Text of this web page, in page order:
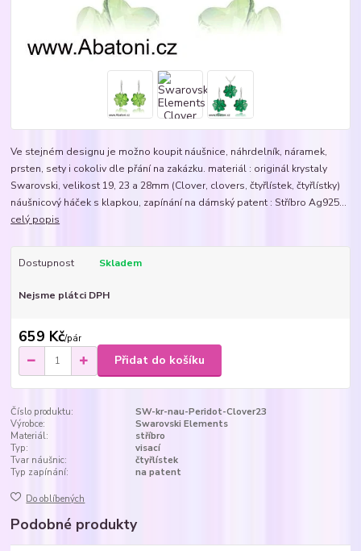
Ve stejném designu je možno koupit náušnice, náhrdelník, náramek,
prsten, sety i cokoliv dle přání na zakázku. materiál : originál krystaly
Swarovski, velikost 19, 23 a 28mm (Clover, clovers, čtyřlístek, čtyřlístky)
náušnicový háček s klapkou, zapínání na dámský patent : Stříbro Ag925...
celý popis
Dostupnost Skladem
Nejsme plátci DPH
659 Kč/pár
Přidat do košíku
Číslo produktu:
SW-kr-nau-Peridot-Clover23
Výrobce:
Swarovski Elements
Materiál:
stříbro
Typ:
visací
Tvar náušnic:
čtyřlístek
Typ zapínání:
na patent
Do oblíbených
Podobné produkty